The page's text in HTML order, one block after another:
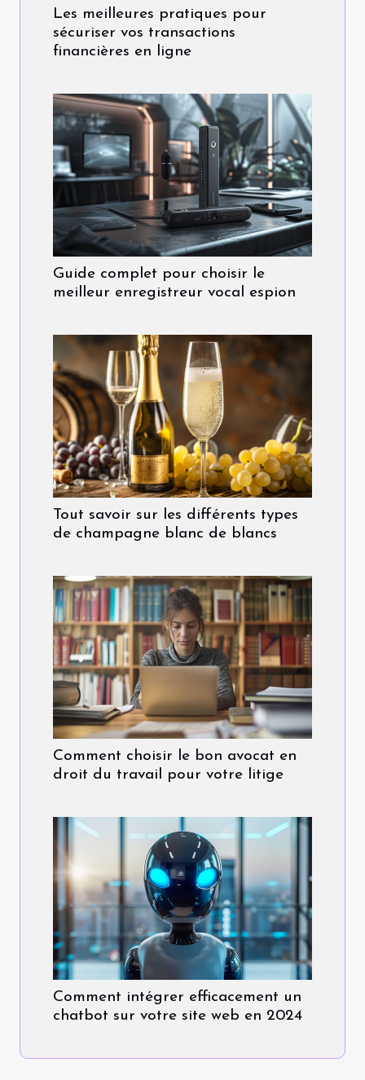
Les meilleures pratiques pour
sécuriser vos transactions
financières en ligne
Guide complet pour choisir le
meilleur enregistreur vocal espion
Tout savoir sur les différents types
de champagne blanc de blancs
Comment choisir le bon avocat en
droit du travail pour votre litige
Comment intégrer efficacement un
chatbot sur votre site web en 2024